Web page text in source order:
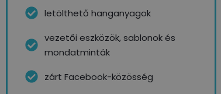
letölthető hanganyagok
vezetői eszközök, sablonok és
mondatminták
zárt Facebook-közösség